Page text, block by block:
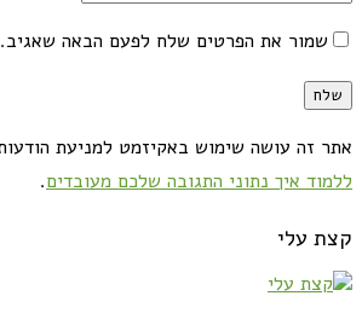
שמור את הפרטים שלח לפעם הבאה שאגיב.
אתר זה עושה שימוש באקיזמט למניעת
ללמוד איך נתוני התגובה שלכם מעובדים.
קצת עלי